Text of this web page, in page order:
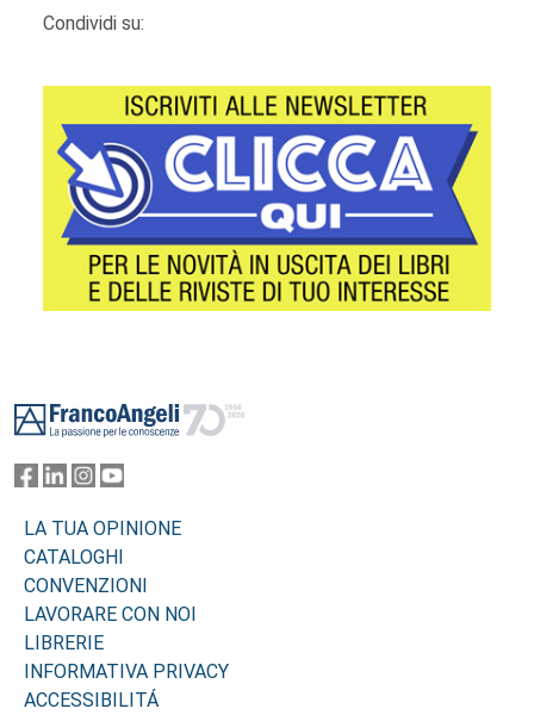
Condividi su:
LA TUA OPINIONE
CATALOGHI
CONVENZIONI
LAVORARE CON NOI
LIBRERIE
INFORMATIVA PRIVACY
ACCESSIBILITÁ